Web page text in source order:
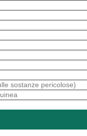
sostanze pericolose)